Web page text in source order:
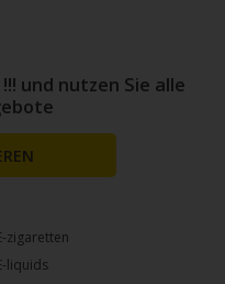
zigaretten
liquids
und nutzen Sie alle